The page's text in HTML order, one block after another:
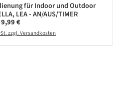
für Indoor und Outdoor
LEA - AN/AUS/TIMER
Regulärer Preis:
9,99 €
zzgl. Versandkosten